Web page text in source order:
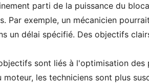
parti de la puissance du
Par exemple, un mécanicien
un délai spécifié. Des objectifs
sont liés à l'optimisation
moteur, les techniciens sont plus